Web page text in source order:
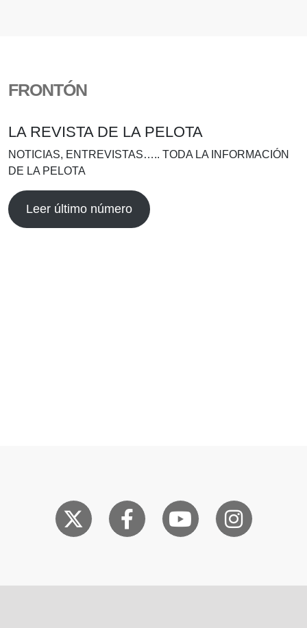
FRONTÓN
LA REVISTA DE LA PELOTA
NOTICIAS, ENTREVISTAS….. TODA LA INFORMACIÓN
DE LA PELOTA
Leer último número